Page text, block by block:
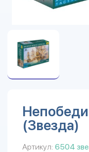
(Звезда)
Артикул: 6504